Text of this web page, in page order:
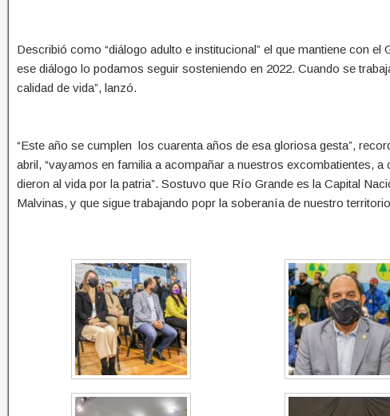
Describió como “diálogo adulto e institucional” el que mantiene con
ese diálogo lo podamos seguir sosteniendo en 2022. Cuando se
calidad de vida”, lanzó.
“Este año se cumplen los cuarenta años de esa gloriosa gesta”,
abril, “vayamos en familia a acompañar a nuestros excombatientes,
dieron al vida por la patria”. Sostuvo que Río Grande es la Capital
Malvinas, y que sigue trabajando popr la soberanía de nuestro